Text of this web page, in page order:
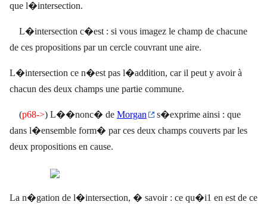
que l�intersection.
L�intersection c�est : si vous imagez le champ de chacune
de ces propositions par un cercle couvrant une aire.
L�intersection ce n�est pas l�addition, car il peut y avoir à
chacun des deux champs une partie commune.
(p68->) L��nonc� de Morgan
s�exprime ainsi : que
dans l�ensemble form� par ces deux champs couverts par les
deux propositions en cause.
La n�gation de l�intersection, � savoir : ce qu�i1 en est de ce